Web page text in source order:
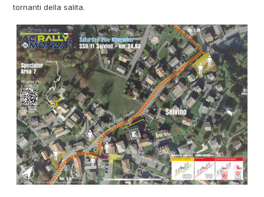
tornanti della salita.